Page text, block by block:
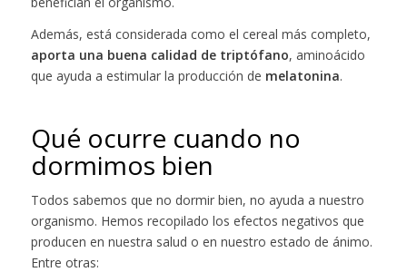
Además, está considerada como el cereal más completo,
aporta una buena calidad de triptófano, aminoácido
que ayuda a estimular la producción de melatonina.
Qué ocurre cuando no
dormimos bien
Todos sabemos que no dormir bien, no ayuda a nuestro
organismo. Hemos recopilado los efectos negativos que
producen en nuestra salud o en nuestro estado de ánimo.
Entre otras: